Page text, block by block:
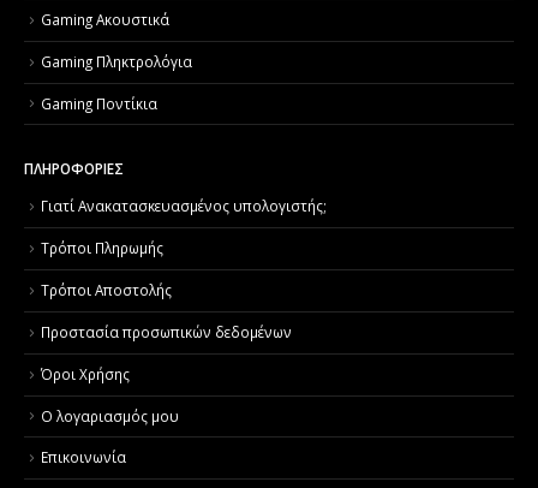
Gaming Ακουστικά
Gaming Πληκτρολόγια
Gaming Ποντίκια
ΠΛΗΡΟΦΟΡΙΕΣ
Γιατί Aνακατασκευασμένος υπολογιστής;
Τρόποι Πληρωμής
Τρόποι Αποστολής
Προστασία προσωπικών δεδομένων
Όροι Χρήσης
Ο λογαριασμός μου
Επικοινωνία